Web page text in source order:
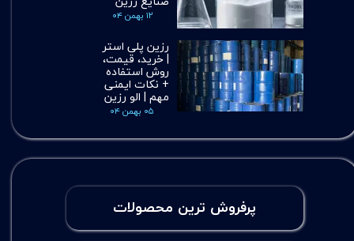
پرفروش ترین محصولات
۱۲ بهمن ۰۴
رزین پلی استر
| خرید، قیمت،
روش استفاده
+ نکات ایمنی
مهم | الو رزین
۰۵ بهمن ۰۴